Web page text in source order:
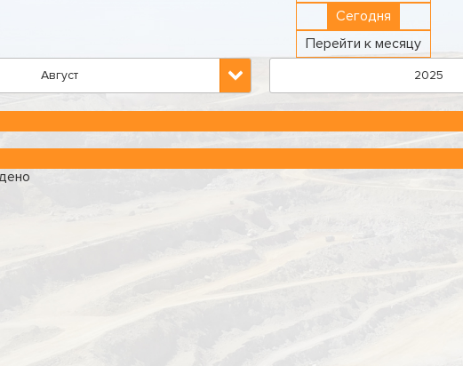
Сегодня
Перейти к месяцу
Август 2025